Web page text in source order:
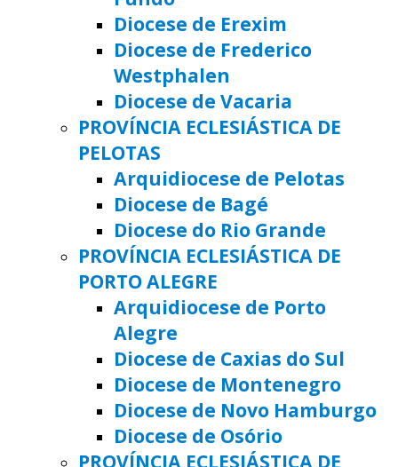
Diocese de Erexim
Diocese de Frederico
Westphalen
Diocese de Vacaria
PROVÍNCIA ECLESIÁSTICA DE
PELOTAS
Arquidiocese de Pelotas
Diocese de Bagé
Diocese do Rio Grande
PROVÍNCIA ECLESIÁSTICA DE
PORTO ALEGRE
Arquidiocese de Porto
Alegre
Diocese de Caxias do Sul
Diocese de Montenegro
Diocese de Novo Hamburgo
Diocese de Osório
PROVÍNCIA ECLESIÁSTICA DE